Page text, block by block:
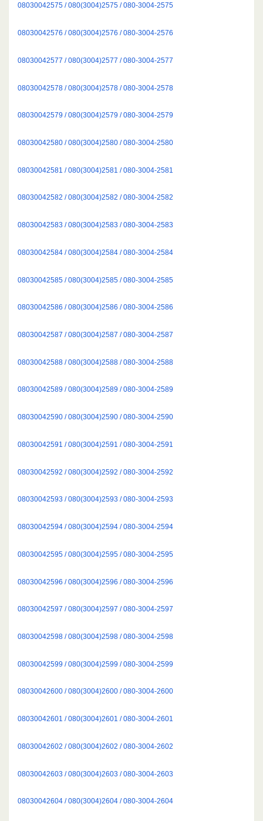
08030042575 / 080(3004)2575 / 080-3004-2575
08030042576 / 080(3004)2576 / 080-3004-2576
08030042577 / 080(3004)2577 / 080-3004-2577
08030042578 / 080(3004)2578 / 080-3004-2578
08030042579 / 080(3004)2579 / 080-3004-2579
08030042580 / 080(3004)2580 / 080-3004-2580
08030042581 / 080(3004)2581 / 080-3004-2581
08030042582 / 080(3004)2582 / 080-3004-2582
08030042583 / 080(3004)2583 / 080-3004-2583
08030042584 / 080(3004)2584 / 080-3004-2584
08030042585 / 080(3004)2585 / 080-3004-2585
08030042586 / 080(3004)2586 / 080-3004-2586
08030042587 / 080(3004)2587 / 080-3004-2587
08030042588 / 080(3004)2588 / 080-3004-2588
08030042589 / 080(3004)2589 / 080-3004-2589
08030042590 / 080(3004)2590 / 080-3004-2590
08030042591 / 080(3004)2591 / 080-3004-2591
08030042592 / 080(3004)2592 / 080-3004-2592
08030042593 / 080(3004)2593 / 080-3004-2593
08030042594 / 080(3004)2594 / 080-3004-2594
08030042595 / 080(3004)2595 / 080-3004-2595
08030042596 / 080(3004)2596 / 080-3004-2596
08030042597 / 080(3004)2597 / 080-3004-2597
08030042598 / 080(3004)2598 / 080-3004-2598
08030042599 / 080(3004)2599 / 080-3004-2599
08030042600 / 080(3004)2600 / 080-3004-2600
08030042601 / 080(3004)2601 / 080-3004-2601
08030042602 / 080(3004)2602 / 080-3004-2602
08030042603 / 080(3004)2603 / 080-3004-2603
08030042604 / 080(3004)2604 / 080-3004-2604